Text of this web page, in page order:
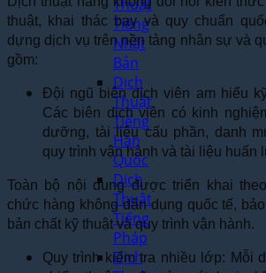
Thuật
Tiếng
Nhật
Bản
Dịch
Thuật
Tiếng
Hàn
Quốc
Dịch
Thuật
Tiếng
Pháp
Dịch
thuật, khai thác bay và quy chuẩn
dựng dịch vụ trên nền tảng nhân sự và
gồm:
Đội ngũ biên dịch viên am hiểu
Các biên dịch viên có kinh
dưỡng, tài liệu cấu phần, danh
quy trình vận hành và tài liệu huấn
Toàn bộ nội dung được triển khai
chức hàng không dân dụng quốc tế,
bản chất kỹ thuật và quy trình vận hành.
Quy trình kiểm tra nhiều lớp: Mỗi